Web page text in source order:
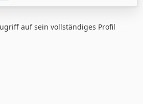
auf sein vollständiges Profil